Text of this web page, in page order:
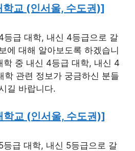
교 (인서울, 수도권)]
등급 대학, 내신 4등급으로 갈
에 대해 알아보도록 하겠습니
학 중 내신 4등급 대학, 내신 4
학 관련 정보가 궁금하신 분들
길 바랍니다.
교 (인서울, 수도권)]
등급 대학, 내신 5등급으로 갈